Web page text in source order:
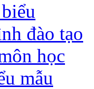
đào tạo
học
mẫu